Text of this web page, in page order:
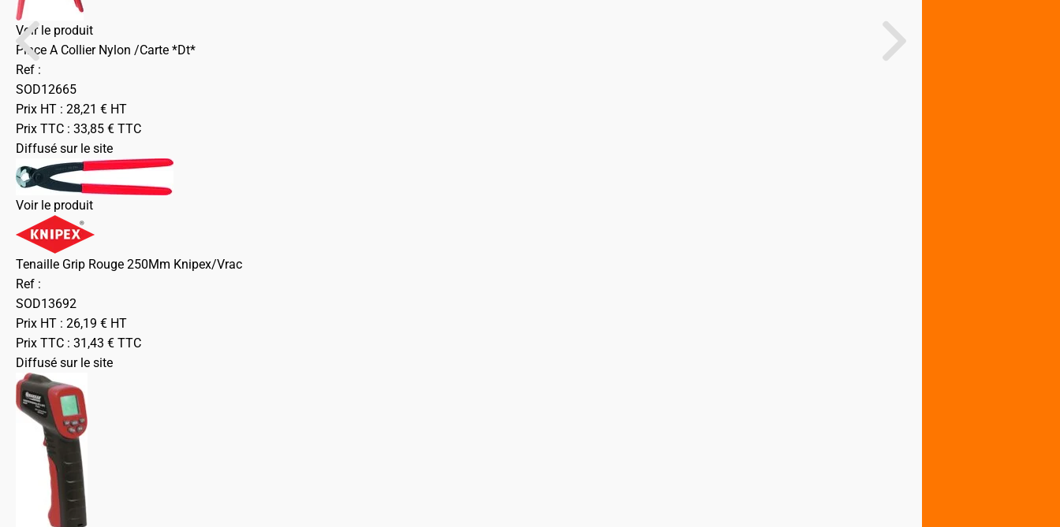
Voir le produit
Pince A Collier Nylon /Carte *Dt*
Ref :
SOD12665
Prix HT : 28,21 € HT
Prix TTC : 33,85 € TTC
Diffusé sur le site
Voir le produit
Tenaille Grip Rouge 250Mm Knipex/Vrac
Ref :
SOD13692
Prix HT : 26,19 € HT
Prix TTC : 31,43 € TTC
Diffusé sur le site